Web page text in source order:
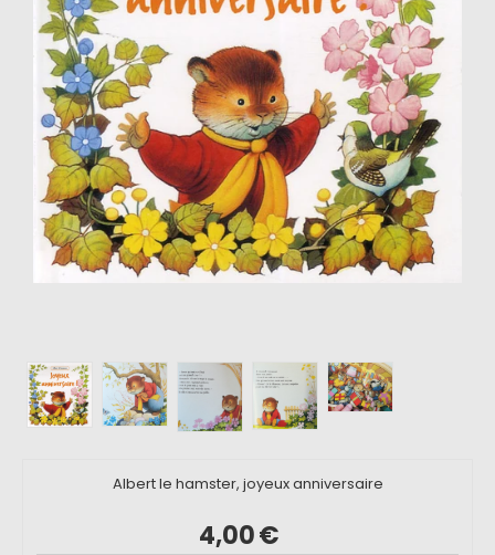
Albert le hamster, joyeux anniversaire
4,00€